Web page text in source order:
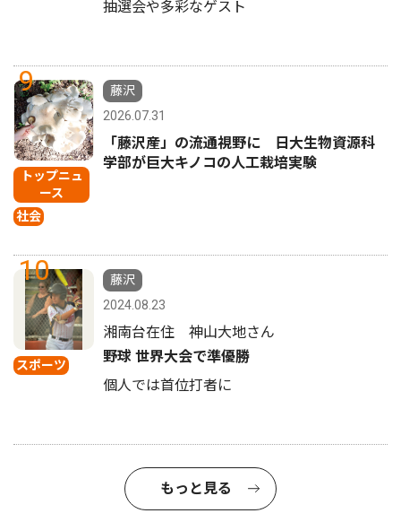
抽選会や多彩なゲスト
9
トップニュ
ース
社会
藤沢
2026.07.31
「藤沢産」の流通視野に 日大生物資源科
学部が巨大キノコの人工栽培実験
10
スポーツ
藤沢
2024.08.23
湘南台在住 神山大地さん
野球 世界大会で準優勝
個人では首位打者に
もっと見る